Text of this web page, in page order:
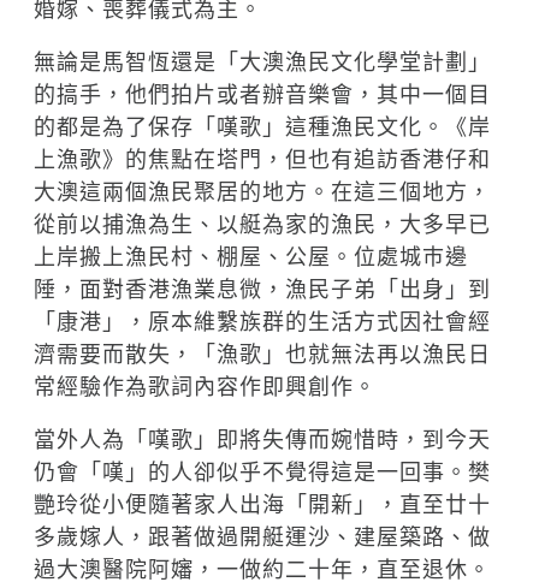
婚嫁、喪葬儀式為主。
無論是馬智恆還是「大澳漁民文化學堂計劃」
的搞手，他們拍片或者辦音樂會，其中一個目
的都是為了保存「嘆歌」這種漁民文化。《岸
上漁歌》的焦點在塔門，但也有追訪香港仔和
大澳這兩個漁民聚居的地方。在這三個地方，
從前以捕漁為生、以艇為家的漁民，大多早已
上岸搬上漁民村、棚屋、公屋。位處城巿邊
陲，面對香港漁業息微，漁民子弟「出身」到
「康港」，原本維繫族群的生活方式因社會經
濟需要而散失，「漁歌」也就無法再以漁民日
常經驗作為歌詞內容作即興創作。
當外人為「嘆歌」即將失傳而婉惜時，到今天
仍會「嘆」的人卻似乎不覺得這是一回事。樊
艷玲從小便隨著家人出海「開新」，直至廿十
多歲嫁人，跟著做過開艇運沙、建屋築路、做
過大澳醫院阿嬸，一做約二十年，直至退休。